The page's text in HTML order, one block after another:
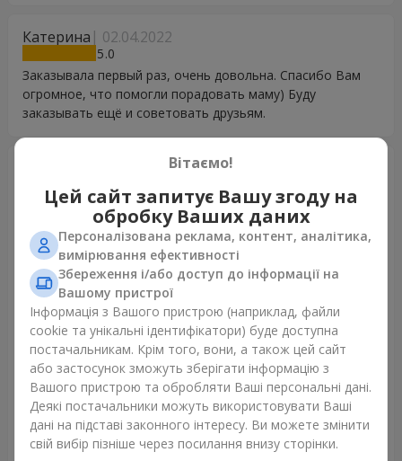
Катерина 02.04.2022
5
Заказывала первый раз, очень довольна. Спасибо Вам
огромное, что помогли порадовать маму) Буду
заказывать ещё и советовать друзьям.
Перечитал кучу отзывов на независимых площадках, у
всех сервисов доставки цветов (в том числе flowers.ua)
очень низкие оценки. Решил довериться количеству
подписчиков в инстаграм и выбрал этот сервис. И
знаете, не прогадал. Осуществил заказ поздно ночью, со
мной связались буквально через минут 20 и уточнили
детали. Выбирал доставку с сюрпризом, то есть
получателю не звонили лишний раз, все прошло очень
гладко, букет цветов оказался даже лучше, чем на
картинках сайта (приятно удивлен). В общем сюрприз
удался и все остались довольны ^^ Порадовали цены, по
сравнению с другими сервисами очень доступные Не
знаю, откуда столько плохих отзывов, может мне
просто очень повезло (или людям не повезло). Буду
Вітаємо!
Цей сайт запитує Вашу згоду на
обробку Ваших даних
Персоналізована реклама, контент, аналітика,
вимірювання ефективності
Збереження і/або доступ до інформації на
Вашому пристрої
Інформація з Вашого пристрою (наприклад, файли
cookie та унікальні ідентифікатори) буде доступна
постачальникам. Крім того, вони, а також цей сайт
або застосунок зможуть зберігати інформацію з
Вашого пристрою та обробляти Ваші персональні дані.
Деякі постачальники можуть використовувати Ваші
дані на підставі законного інтересу. Ви можете змінити
свій вибір пізніше через посилання внизу сторінки.